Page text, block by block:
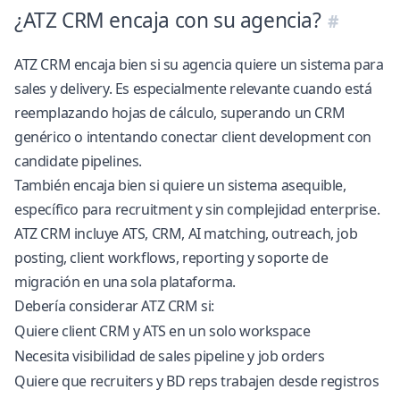
¿ATZ CRM encaja con su agencia?
ATZ CRM encaja bien si su agencia quiere un sistema para
sales y delivery. Es especialmente relevante cuando está
reemplazando hojas de cálculo, superando un CRM
genérico o intentando conectar client development con
candidate pipelines.
También encaja bien si quiere un sistema asequible,
específico para recruitment y sin complejidad enterprise.
ATZ CRM incluye ATS, CRM, AI matching, outreach, job
posting, client workflows, reporting y soporte de
migración en una sola plataforma.
Debería considerar ATZ CRM si:
Quiere client CRM y ATS en un solo workspace
Necesita visibilidad de sales pipeline y job orders
Quiere que recruiters y BD reps trabajen desde registros